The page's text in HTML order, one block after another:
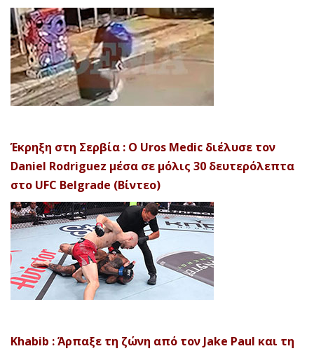
Έκρηξη στη Σερβία : Ο Uros Medic διέλυσε τον
Daniel Rodriguez μέσα σε μόλις 30 δευτερόλεπτα
στο UFC Belgrade (Βίντεο)
Khabib : Άρπαξε τη ζώνη από τον Jake Paul και τη